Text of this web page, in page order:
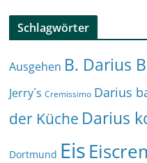
Schlagwörter
Ausgehen B. Darius
Jerry´s Cremissimo Darius
der Küche Darius
Dortmund Eis